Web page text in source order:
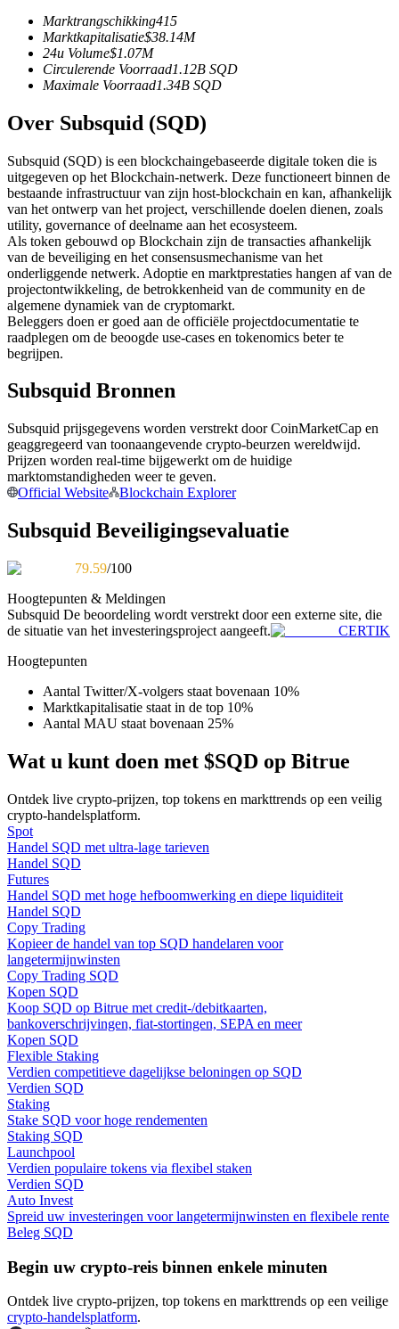
Kopiëren Handel
Sluit je aan bij top traders
Word een Copy Trader
Geniet van winstdeling en copy trading commissies
Informatie
Big data-analyse inclusief handelsinformatie, enz.
Gids
Futures-startgids
Handelsstrategieën
Leer hoe u winstgevend kunt blijven
Verdienen
Marktrangschikking415
Marktkapitalisatie$38.14M
24u Volume$1.07M
Circulerende Voorraad1.12B SQD
Maximale Voorraad1.34B SQD
Over Subsquid (SQD)
Subsquid (SQD) is een blockchaingebaseerde digitale token die is
uitgegeven op het Blockchain-netwerk. Deze functioneert binnen de
bestaande infrastructuur van zijn host-blockchain en kan, afhankelijk
van het ontwerp van het project, verschillende doelen dienen, zoals
utility, governance of deelname aan het ecosysteem.
Als token gebouwd op Blockchain zijn de transacties afhankelijk
van de beveiliging en het consensusmechanisme van het
onderliggende netwerk. Adoptie en marktprestaties hangen af van de
projectontwikkeling, de betrokkenheid van de community en de
algemene dynamiek van de cryptomarkt.
Beleggers doen er goed aan de officiële projectdocumentatie te
raadplegen om de beoogde use-cases en tokenomics beter te
begrijpen.
Subsquid Bronnen
Subsquid prijsgegevens worden verstrekt door CoinMarketCap en
geaggregeerd van toonaangevende crypto-beurzen wereldwijd.
Prijzen worden real-time bijgewerkt om de huidige
marktomstandigheden weer te geven.
Official Website
Blockchain Explorer
Subsquid Beveiligingsevaluatie
79.59/100
Hoogtepunten & Meldingen
Subsquid De beoordeling wordt verstrekt door een externe site, die
de situatie van het investeringsproject aangeeft.
CERTIK
Hoogtepunten
Aantal Twitter/X-volgers staat bovenaan 10%
Marktkapitalisatie staat in de top 10%
Aantal MAU staat bovenaan 25%
Wat u kunt doen met $SQD op Bitrue
Ontdek live crypto-prijzen, top tokens en markttrends op een veilig
crypto-handelsplatform.
Spot
Handel SQD met ultra-lage tarieven
Handel SQD
Futures
Handel SQD met hoge hefboomwerking en diepe liquiditeit
Handel SQD
Copy Trading
Kopieer de handel van top SQD handelaren voor
langetermijnwinsten
Copy Trading SQD
Kopen SQD
Koop SQD op Bitrue met credit-/debitkaarten,
bankoverschrijvingen, fiat-stortingen, SEPA en meer
Kopen SQD
Flexible Staking
Verdien competitieve dagelijkse beloningen op SQD
Verdien SQD
Staking
Stake SQD voor hoge rendementen
Staking SQD
Launchpool
Verdien populaire tokens via flexibel staken
Verdien SQD
Auto Invest
Spreid uw investeringen voor langetermijnwinsten en flexibele rente
Beleg SQD
Begin uw crypto-reis binnen enkele minuten
Ontdek live crypto-prijzen, top tokens en markttrends op een veilige
crypto-handelsplatform.